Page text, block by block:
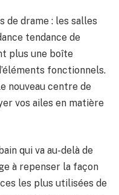
de drame : les salles
tendance de
plus une boîte
fonctionnels.
nouveau centre de
vos ailes en matière
qui va au-delà de
à repenser la façon
les plus utilisées de